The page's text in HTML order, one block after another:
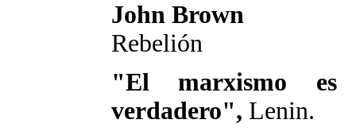
John Brown
Rebelión
"El marxismo es
verdadero", Lenin.